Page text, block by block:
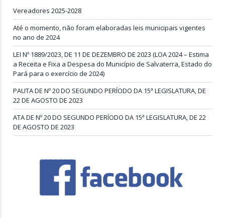
Vereadores 2025-2028
Até o momento, não foram elaboradas leis municipais vigentes
no ano de 2024
LEI Nº 1889/2023, DE 11 DE DEZEMBRO DE 2023 (LOA 2024 – Estima
a Receita e Fixa a Despesa do Município de Salvaterra, Estado do
Pará para o exercício de 2024)
PAUTA DE Nº 20 DO SEGUNDO PERÍODO DA 15ª LEGISLATURA, DE
22 DE AGOSTO DE 2023
ATA DE Nº 20 DO SEGUNDO PERÍODO DA 15ª LEGISLATURA, DE 22
DE AGOSTO DE 2023